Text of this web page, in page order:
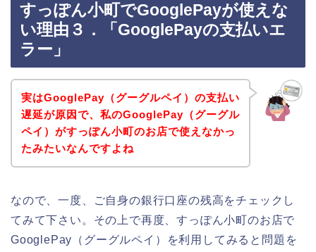
すっぽん小町でGooglePayが使えな
い理由３．「GooglePayの支払いエ
ラー」
実はGooglePay（グーグルペイ）の支払い
遅延が原因で、私のGooglePay（グーグル
ペイ）がすっぽん小町のお店で使えなかっ
たみたいなんですよね
なので、一度、ご自身の銀行口座の残高をチェックし
てみて下さい。その上で再度、すっぽん小町のお店で
GooglePay（グーグルペイ）を利用してみると問題を